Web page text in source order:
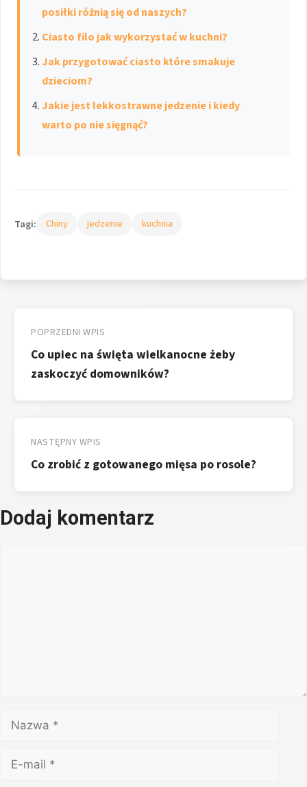
posiłki różnią się od naszych?
Ciasto filo jak wykorzystać w kuchni?
Jak przygotować ciasto które smakuje
dzieciom?
Jakie jest lekkostrawne jedzenie i kiedy
warto po nie sięgnąć?
Tagi: Chiny jedzenie kuchnia
wpisu
POPRZEDNI WPIS
Co upiec na święta wielkanocne żeby
zaskoczyć domowników?
NASTĘPNY WPIS
Co zrobić z gotowanego mięsa po rosole?
Dodaj komentarz
Nazwa
mail